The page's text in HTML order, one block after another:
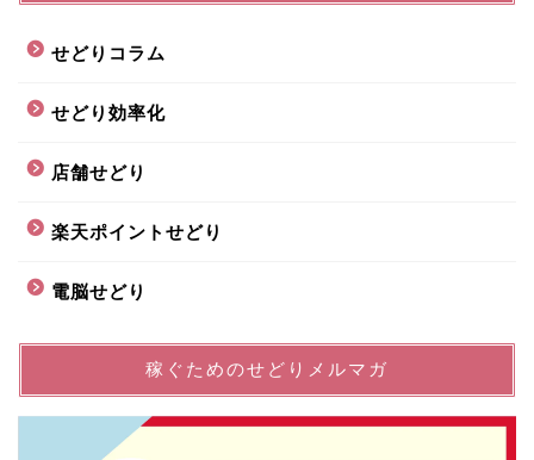
せどりコラム
せどり効率化
店舗せどり
楽天ポイントせどり
電脳せどり
稼ぐためのせどりメルマガ